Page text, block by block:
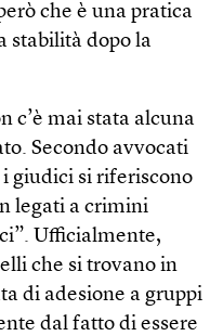
che è una pratica
stabilità dopo la
c’è mai stata alcuna
Secondo avvocati
giudici si riferiscono
legati a crimini
Ufficialmente,
che si trovano in
di adesione a gruppi
dal fatto di essere